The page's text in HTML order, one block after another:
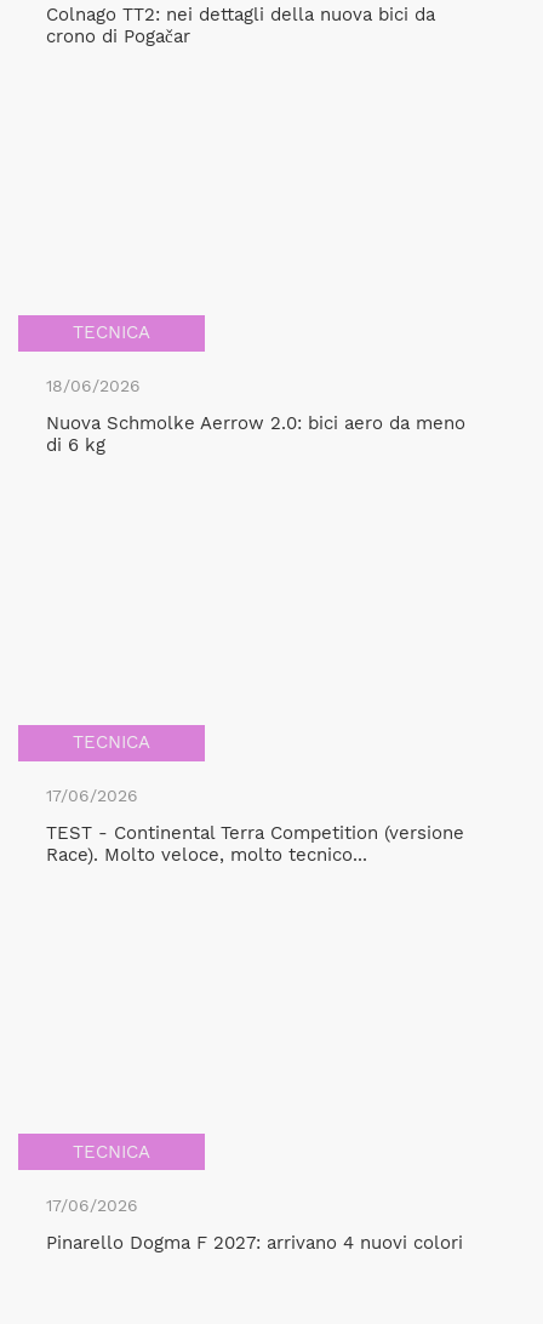
Colnago TT2: nei dettagli della nuova bici da
crono di Pogačar
TECNICA
18/06/2026
Nuova Schmolke Aerrow 2.0: bici aero da meno
di 6 kg
TECNICA
17/06/2026
TEST - Continental Terra Competition (versione
Race). Molto veloce, molto tecnico...
TECNICA
17/06/2026
Pinarello Dogma F 2027: arrivano 4 nuovi colori